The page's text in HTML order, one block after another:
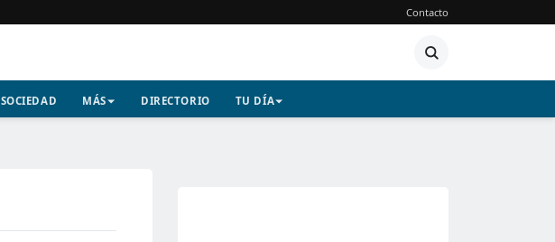
Contacto
SOCIEDAD MÁS DIRECTORIO TU DÍA